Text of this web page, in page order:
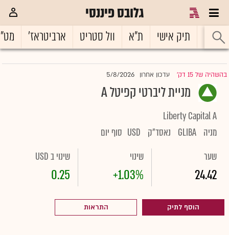
גלובס פיננסי
ראשי תיק אישי ת"א וול סטריט ארביטראז'
בהשהיה של 15 דק' |עדכון אחרון 5/8/2026
מניית ליברטי קפיטל A
Liberty Capital A
מניה GLIBA נאסד"ק USD סוף יום
שער
24.42
שינוי
+1.03%
שינוי ב USD
0.25
הוסף לתיק התראות